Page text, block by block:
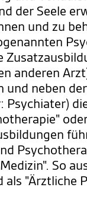
der Seele
und zu
anderen
und neben der
Psychiater)
So
"Ärztliche